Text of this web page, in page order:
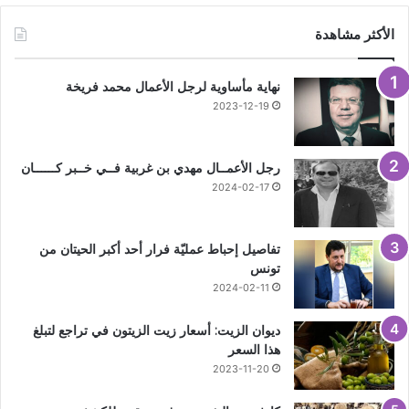
الأكثر مشاهدة
نهاية مأساوية لرجل الأعمال محمد فريخة
2023-12-19
رجل الأعمــال مهدي بن غربية فــي خــبر كــــــان
2024-02-17
تفاصيل إحباط عمليّة فرار أحد أكبر الحيتان من
تونس
2024-02-11
ديوان الزيت: أسعار زيت الزيتون في تراجع لتبلغ
هذا السعر
2023-11-20